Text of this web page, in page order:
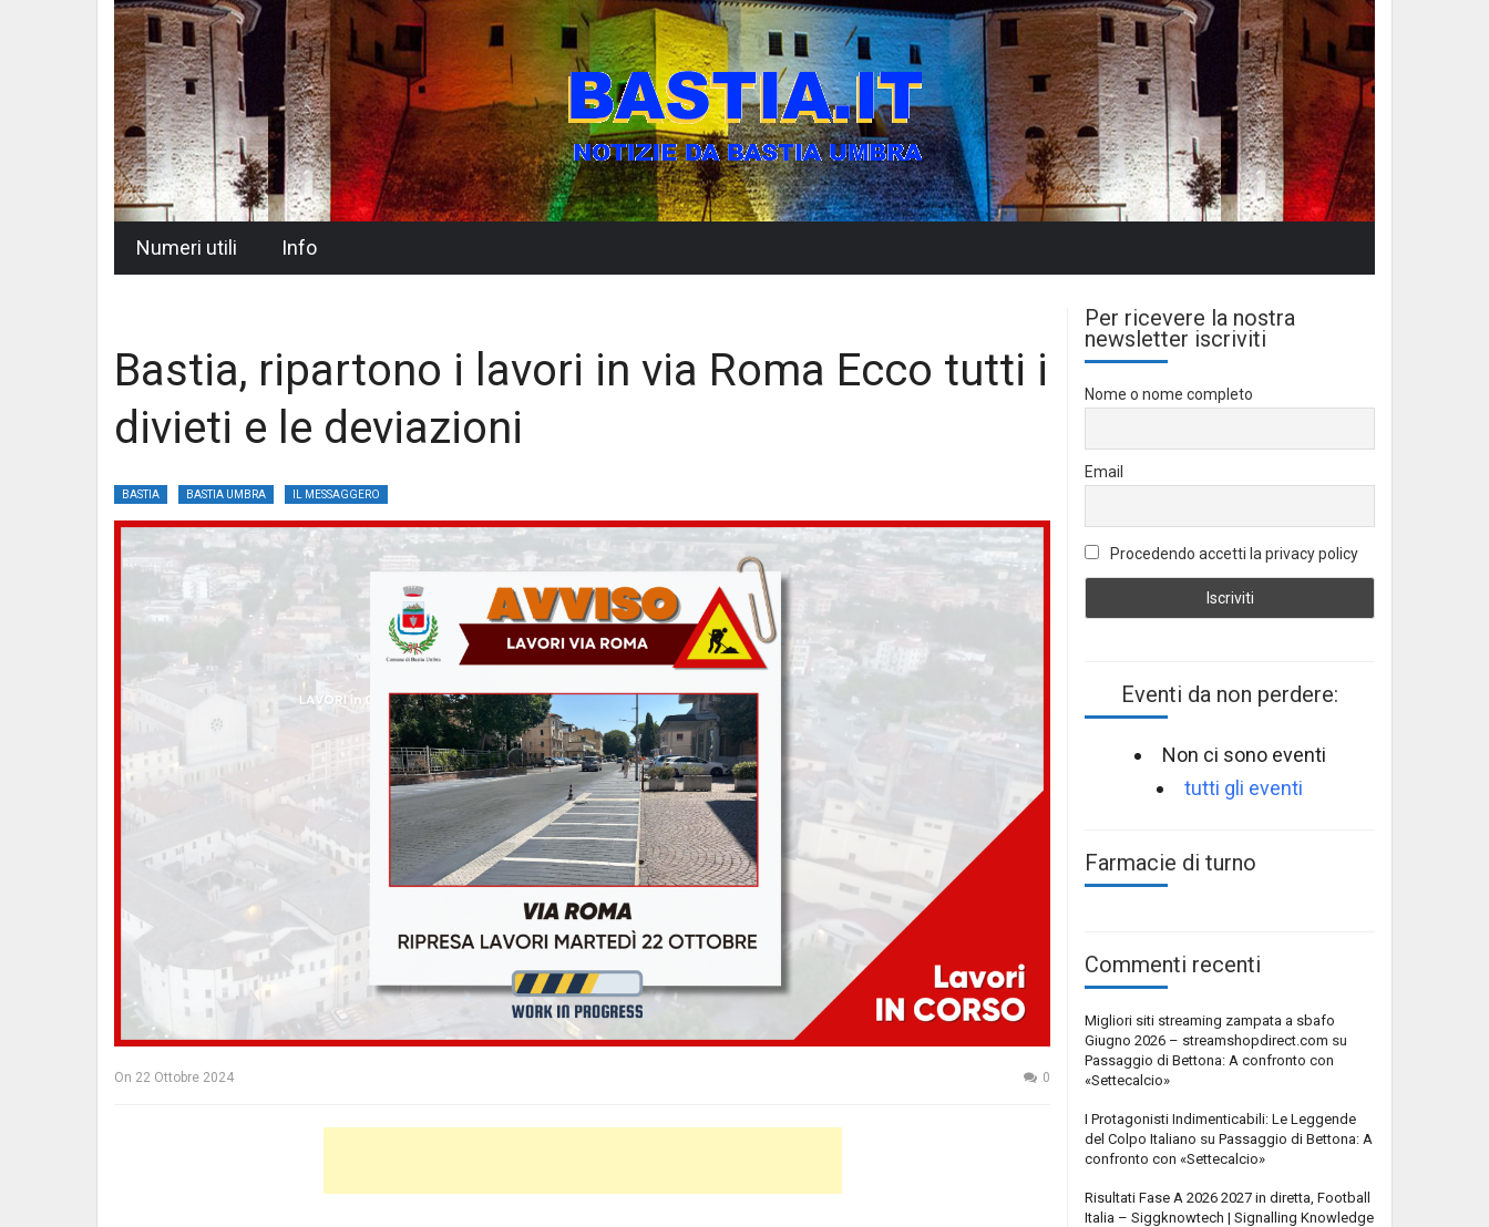
Numeri utili Info
Bastia, ripartono i lavori in via Roma Ecco tutti i
divieti e le deviazioni
BASTIA BASTIA UMBRA IL MESSAGGERO
On 22 Ottobre 2024 0
Per ricevere la nostra
newsletter iscriviti
Nome o nome completo
Email
Procedendo accetti la privacy policy
Eventi da non perdere:
Non ci sono eventi
tutti gli eventi
Farmacie di turno
Commenti recenti
Migliori siti streaming zampata a sbafo
Giugno 2026 – streamshopdirect.com su
Passaggio di Bettona: A confronto con
«Settecalcio»
I Protagonisti Indimenticabili: Le Leggende
del Colpo Italiano su Passaggio di Bettona: A
confronto con «Settecalcio»
Risultati Fase A 2026 2027 in diretta, Football
Italia – Siggknowtech | Signalling Knowledge